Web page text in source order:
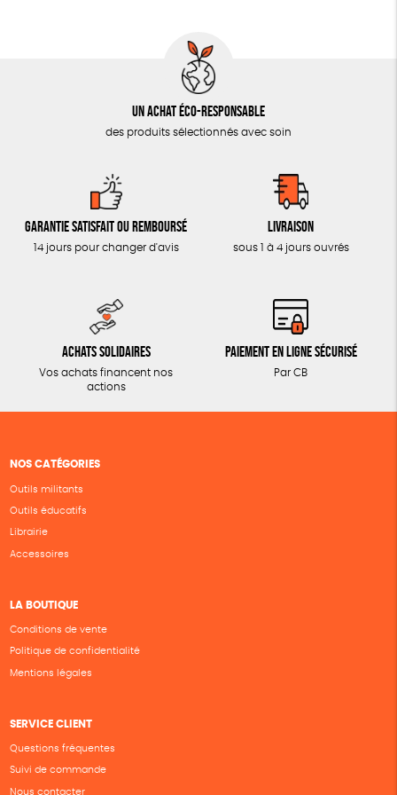
CUISINE / NUTRITION
ACCESSOIRES
Un achat éco-responsable
des produits sélectionnés avec soin
Garantie satisfait ou remboursé
14 jours pour changer d'avis
Livraison
sous 1 à 4 jours ouvrés
Achats solidaires
Vos achats financent nos
actions
Paiement en ligne sécurisé
Par CB
NOS CATÉGORIES
Outils militants
Outils éducatifs
Librairie
Accessoires
LA BOUTIQUE
Conditions de vente
Politique de confidentialité
Mentions légales
SERVICE CLIENT
Questions fréquentes
Suivi de commande
Nous contacter